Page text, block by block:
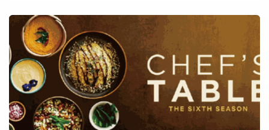
待日常飲食：吃下去的，不只是滋味，而是選擇、思考、
風土與未來。 圖片來...